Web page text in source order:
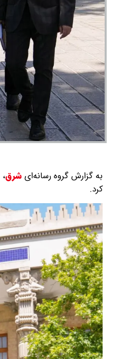
به گزارش گروه رسانه‌ایشرق،
کرد.